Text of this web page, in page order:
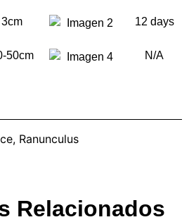
3cm 12 days
50cm N/A
, Ranunculus
Relacionados